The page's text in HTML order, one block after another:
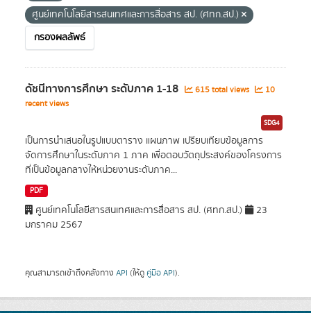
ศูนย์เทคโนโลยีสารสนเทศและการสื่อสาร สป. (ศทก.สป.)
กรองผลลัพธ์
ดัชนีทางการศึกษา ระดับภาค 1-18 615 total views
10
recent views
SDG4
เป็นการนำเสนอในรูปแบบตาราง แผนภาพ เปรียบเทียบข้อมูลการ
จัดการศึกษาในระดับภาค 1 ภาค เพื่อตอบวัตถุประสงค์ของโครงการ
ที่เป็นข้อมูลกลางให้หน่วยงานระดับภาค...
PDF
ศูนย์เทคโนโลยีสารสนเทศและการสื่อสาร สป. (ศทก.สป.)
23
มกราคม 2567
คุณสามารถเข้าถึงคลังทาง API (ให้ดู คู่มือ API).